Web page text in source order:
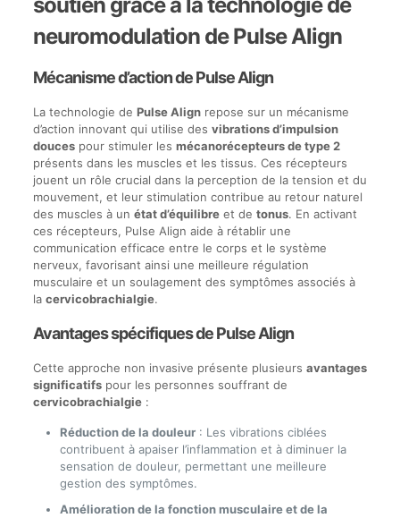
neuromodulation de Pulse Align
Mécanisme d’action de Pulse Align
La technologie de Pulse Alignrepose sur un mécanisme
d’action innovant qui utilise des vibrations d’impulsion
doucespour stimuler les mécanorécepteurs de type 2
présents dans les muscles et les tissus. Ces récepteurs
jouent un rôle crucial dans la perception de la tension et du
mouvement, et leur stimulation contribue au retour naturel
des muscles à un état d’équilibreet de tonus. En activant
ces récepteurs, Pulse Align aide à rétablir une
communication efficace entre le corps et le système
nerveux, favorisant ainsi une meilleure régulation
musculaire et un soulagement des symptômes associés à
la cervicobrachialgie.
Avantages spécifiques de Pulse Align
Cette approche non invasive présente plusieurs avantages
significatifspour les personnes souffrant de
cervicobrachialgie:
Réduction de la douleur: Les vibrations ciblées
contribuent à apaiser l’inflammation et à diminuer la
sensation de douleur, permettant une meilleure
gestion des symptômes.
Amélioration de la fonction musculaire et de la